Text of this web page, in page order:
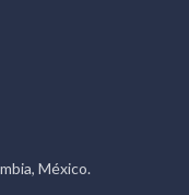
México.